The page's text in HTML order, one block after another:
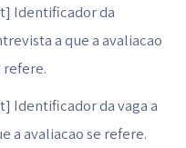
Identificador da
a que a avaliacao
refere.
Identificador da vaga a
a avaliacao se refere.